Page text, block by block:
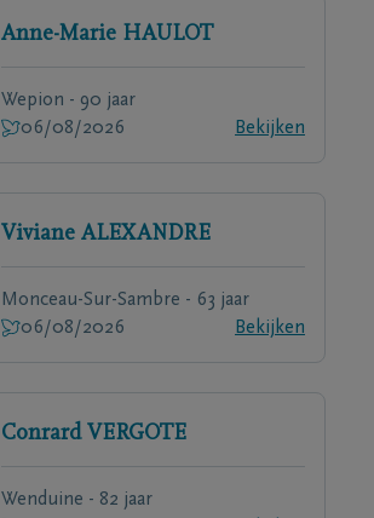
Anne-Marie HAULOT
Wepion - 90 jaar
06/08/2026
Bekijken
Viviane ALEXANDRE
Monceau-Sur-Sambre - 63 jaar
06/08/2026
Bekijken
Conrard VERGOTE
Wenduine - 82 jaar